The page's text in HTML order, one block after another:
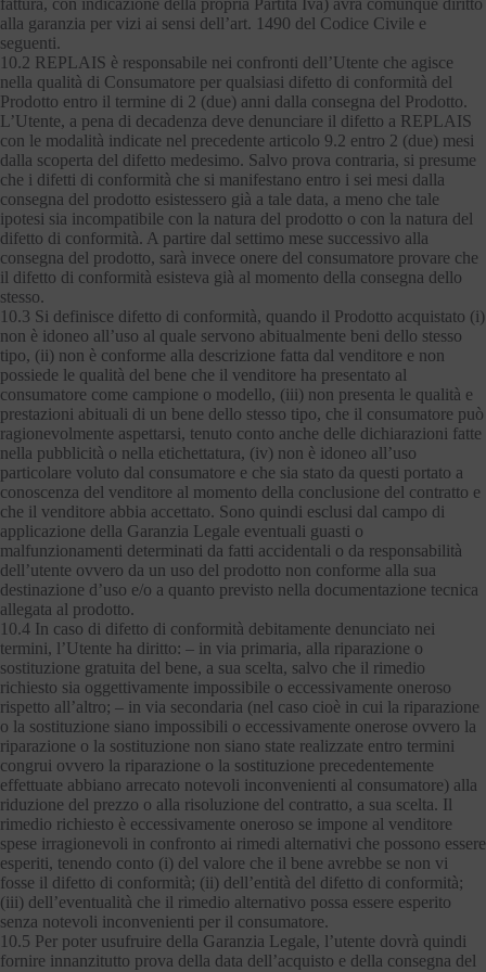
fattura, con indicazione della propria Partita Iva) avrà comunque diritto
alla garanzia per vizi ai sensi dell’art. 1490 del Codice Civile e
seguenti.
10.2 REPLAIS è responsabile nei confronti dell’Utente che agisce
nella qualità di Consumatore per qualsiasi difetto di conformità del
Prodotto entro il termine di 2 (due) anni dalla consegna del Prodotto.
L’Utente, a pena di decadenza deve denunciare il difetto a REPLAIS
con le modalità indicate nel precedente articolo 9.2 entro 2 (due) mesi
dalla scoperta del difetto medesimo. Salvo prova contraria, si presume
che i difetti di conformità che si manifestano entro i sei mesi dalla
consegna del prodotto esistessero già a tale data, a meno che tale
ipotesi sia incompatibile con la natura del prodotto o con la natura del
difetto di conformità. A partire dal settimo mese successivo alla
consegna del prodotto, sarà invece onere del consumatore provare che
il difetto di conformità esisteva già al momento della consegna dello
stesso.
10.3 Si definisce difetto di conformità, quando il Prodotto acquistato (i)
non è idoneo all’uso al quale servono abitualmente beni dello stesso
tipo, (ii) non è conforme alla descrizione fatta dal venditore e non
possiede le qualità del bene che il venditore ha presentato al
consumatore come campione o modello, (iii) non presenta le qualità e
prestazioni abituali di un bene dello stesso tipo, che il consumatore può
ragionevolmente aspettarsi, tenuto conto anche delle dichiarazioni fatte
nella pubblicità o nella etichettatura, (iv) non è idoneo all’uso
particolare voluto dal consumatore e che sia stato da questi portato a
conoscenza del venditore al momento della conclusione del contratto e
che il venditore abbia accettato. Sono quindi esclusi dal campo di
applicazione della Garanzia Legale eventuali guasti o
malfunzionamenti determinati da fatti accidentali o da responsabilità
dell’utente ovvero da un uso del prodotto non conforme alla sua
destinazione d’uso e/o a quanto previsto nella documentazione tecnica
allegata al prodotto.
10.4 In caso di difetto di conformità debitamente denunciato nei
termini, l’Utente ha diritto: – in via primaria, alla riparazione o
sostituzione gratuita del bene, a sua scelta, salvo che il rimedio
richiesto sia oggettivamente impossibile o eccessivamente oneroso
rispetto all’altro; – in via secondaria (nel caso cioè in cui la riparazione
o la sostituzione siano impossibili o eccessivamente onerose ovvero la
riparazione o la sostituzione non siano state realizzate entro termini
congrui ovvero la riparazione o la sostituzione precedentemente
effettuate abbiano arrecato notevoli inconvenienti al consumatore) alla
riduzione del prezzo o alla risoluzione del contratto, a sua scelta. Il
rimedio richiesto è eccessivamente oneroso se impone al venditore
spese irragionevoli in confronto ai rimedi alternativi che possono essere
esperiti, tenendo conto (i) del valore che il bene avrebbe se non vi
fosse il difetto di conformità; (ii) dell’entità del difetto di conformità;
(iii) dell’eventualità che il rimedio alternativo possa essere esperito
senza notevoli inconvenienti per il consumatore.
10.5 Per poter usufruire della Garanzia Legale, l’utente dovrà quindi
fornire innanzitutto prova della data dell’acquisto e della consegna del